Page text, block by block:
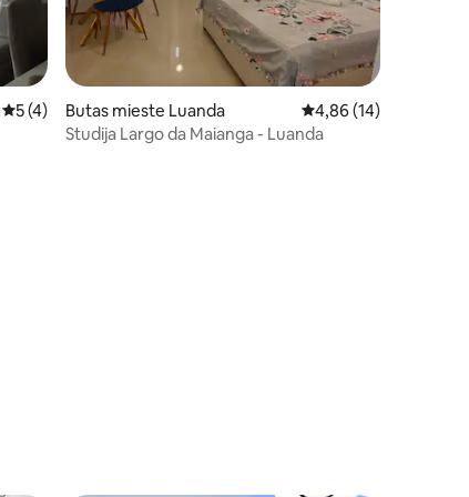
Vidutinis įvertinimas: 5 iš 5, atsiliepimų: 4
5 (4)
Butas mieste Luanda Vidutinis įvertinimas:
4,86 (14)
Studija Largo da Maianga - Luanda